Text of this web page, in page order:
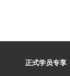
正式学员专享